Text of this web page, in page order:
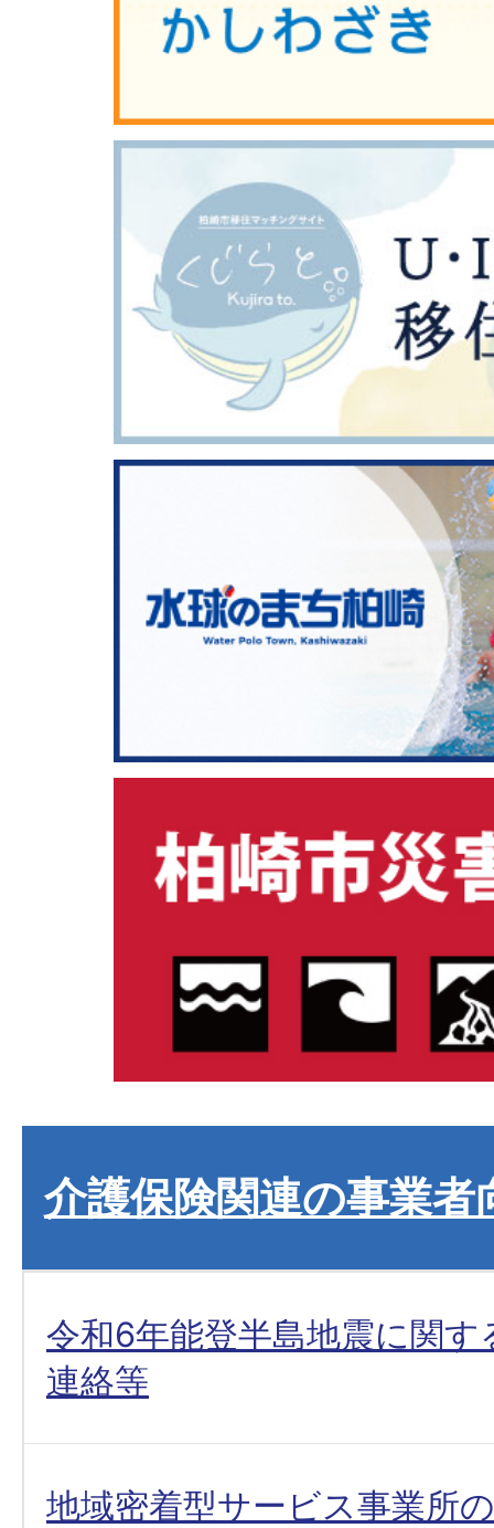
介護保険関連の事業者
令和6年能登半島地震に関す
連絡等
地域密着型サービス事業所